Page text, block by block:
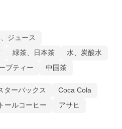
ジュース
緑茶、日本茶
水、炭酸水
ブティー 中国茶
ターバックス
Coca Cola
ールコーヒー
アサヒ